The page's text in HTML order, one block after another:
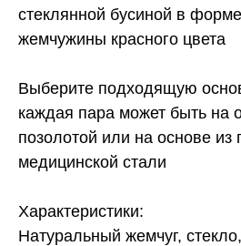
стеклянной бусиной в
жемчужины красного цвета
Выберите подходящую
каждая пара может быть на
позолотой или на основе из
медицинской стали
Характеристики:
Натуральный жемчуг,